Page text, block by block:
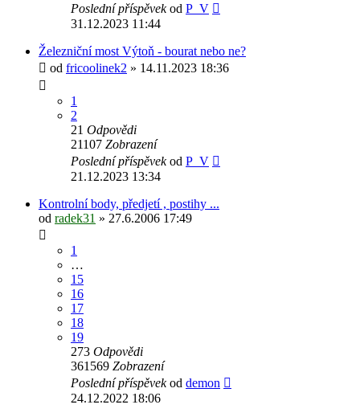
Poslední příspěvekod P_V
31.12.2023 11:44
Železniční most Výtoň - bourat nebo ne?
od fricoolinek2 » 14.11.2023 18:36
1
2
21 Odpovědi
21107 Zobrazení
Poslední příspěvekod P_V
21.12.2023 13:34
Kontrolní body, předjetí , postihy ...
od radek31 » 27.6.2006 17:49
1
…
15
16
17
18
19
273 Odpovědi
361569 Zobrazení
Poslední příspěvekod demon
24.12.2022 18:06